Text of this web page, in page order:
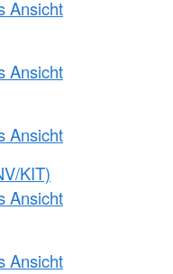
Ansicht
Ansicht
Ansicht
KIT)
Ansicht
Ansicht